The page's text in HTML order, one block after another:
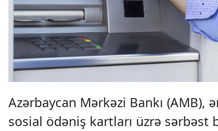
Azərbaycan Mərkəzi Bankı (AMB),
sosial ödəniş kartları üzrə sərbəst